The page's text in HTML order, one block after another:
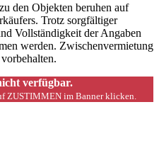
den Objekten beruhen auf
Trotz sorgfältiger
Vollständigkeit der Angaben
werden. Zwischenvermietung
verfügbar.
ZUSTIMMEN im Banner klicken.